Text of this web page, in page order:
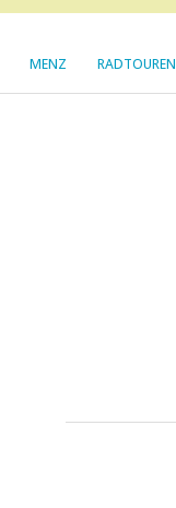
MENZ RADTOUREN